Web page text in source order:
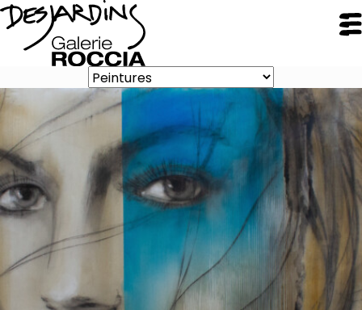
FERMER
Galerie Roccia
Desjardins
Desjardins
Démarche
Inspirations